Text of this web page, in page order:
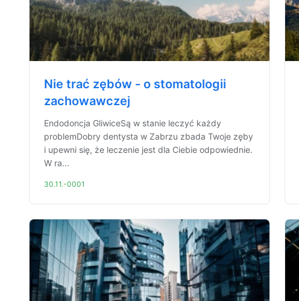
Nie trać zębów - o stomatologii
zachowawczej
Endodoncja GliwiceSą w stanie leczyć każdy
problemDobry dentysta w Zabrzu zbada Twoje zęby
i upewni się, że leczenie jest dla Ciebie odpowiednie.
W ra...
30.11.-0001